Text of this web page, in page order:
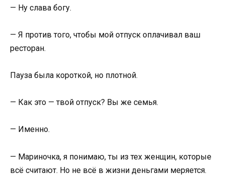
— Ну слава богу.
— Я против того, чтобы мой отпуск оплачивал ваш
ресторан.
Пауза была короткой, но плотной.
— Как это — твой отпуск? Вы же семья.
— Именно.
— Мариночка, я понимаю, ты из тех женщин, которые
всё считают. Но не всё в жизни деньгами меряется.